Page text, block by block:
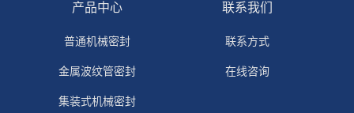
产品中心
普通机械密封
金属波纹管密封
集装式机械密封
联系我们
联系方式
在线咨询